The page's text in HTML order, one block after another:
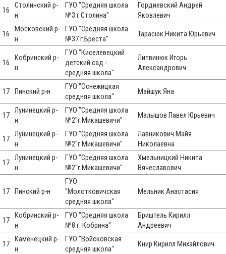
16
Столинский р-
н
ГУО "Средняя школа
№3 г.Столина"
Гордиевский Андрей
Яковлевич
16
Московский р-
н
ГУО "Средняя школа
№37 г.Бреста"
Тарасюк Никита Юрьевич
16
Кобринский р-
н
ГУО "Киселевецкий
детский сад -
средняя школа"
Литвинюк Игорь
Александрович
17 Пинский р-н
ГУО "Оснежицкая
средняя школа"
Майшук Яна
17
Лунинецкий р-
н
ГУО "Средняя школа
№2"г.Микашевичи"
Малышов Павел Юрьевич
17
Лунинецкий р-
н
ГУО "Средняя школа
№2"г.Микашевичи"
Лавникович Майя
Николаевна
17
Лунинецкий р-
н
ГУО "Средняя школа
№2"г.Микашевичи"
Хмельницкий Никита
Вячеславович
17 Пинский р-н
ГУО
"Молотковичская
средняя школа"
Мельник Анастасия
17
Кобринский р-
н
ГУО "Средняя школа
№8 г. Кобрина"
Бриштель Кирилл
Андреевич
17
Каменецкий р-
н
ГУО "Войсковская
средняя школа"
Книр Кирилл Михайлович